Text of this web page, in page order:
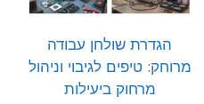
הגדרת שולחן עבודה
מרוחק: טיפים לגיבוי וניהול
מרחוק ביעילות